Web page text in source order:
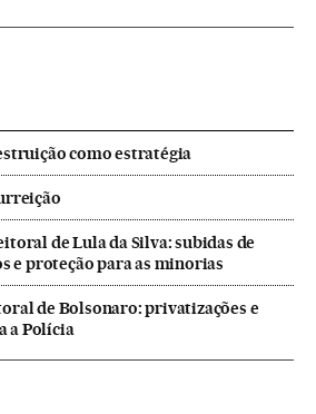
como estratégia
de Lula da Silva: subidas de
e proteção para as minorias
de Bolsonaro: privatizações e
a Polícia